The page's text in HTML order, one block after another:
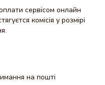
сервісом онлайн
комісія у розмірі
на пошті